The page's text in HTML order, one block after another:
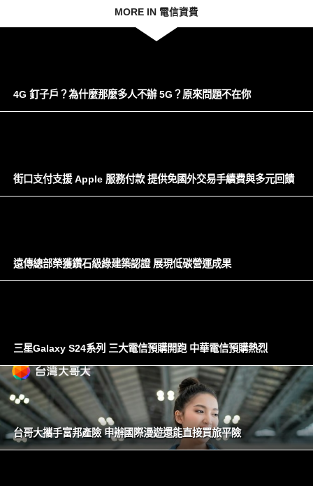
MORE IN 電信資費
4G 釘子戶？為什麼那麼多人不辦 5G？原來問題不在你
街口支付支援 Apple 服務付款 提供免國外交易手續費與多元回饋
遠傳總部榮獲鑽石級綠建築認證 展現低碳營運成果
三星Galaxy S24系列 三大電信預購開跑 中華電信預購熱烈
台哥大攜手富邦產險 申辦國際漫遊還能直接買旅平險